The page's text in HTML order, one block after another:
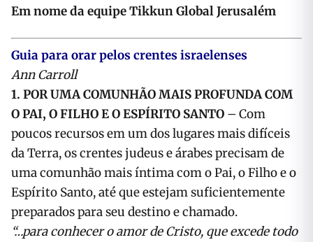
Em nome da equipe Tikkun Global Jerusalém
Guia para orar pelos crentes israelenses
Ann Carroll
1. POR UMA COMUNHÃO MAIS PROFUNDA COM
O PAI, O FILHO E O ESPÍRITO SANTO – Com
poucos recursos em um dos lugares mais difíceis
da Terra, os crentes judeus e árabes precisam de
uma comunhão mais íntima com o Pai, o Filho e o
Espírito Santo, até que estejam suficientemente
preparados para seu destino e chamado.
“…para conhecer o amor de Cristo, que excede todo